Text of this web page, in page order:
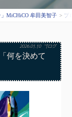
MiCHiCO 牟田美智子 ブ
2026.01.10 ブログ
何を決めて